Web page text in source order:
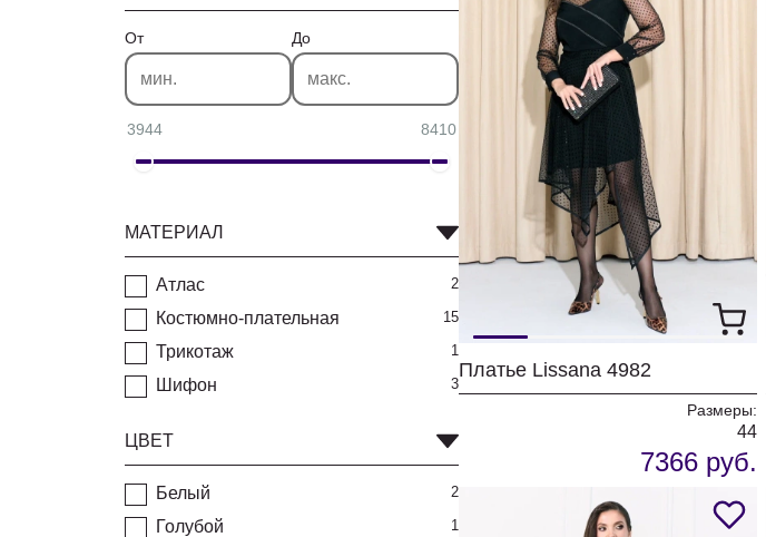
От До
3944 8410
МАТЕРИАЛ
Атлас 2
Костюмно-плательная 15
Трикотаж 1
Шифон 3
ЦВЕТ
Белый 2
Голубой 1
Платье Lissana 4982
Размеры:
44
7366 руб.